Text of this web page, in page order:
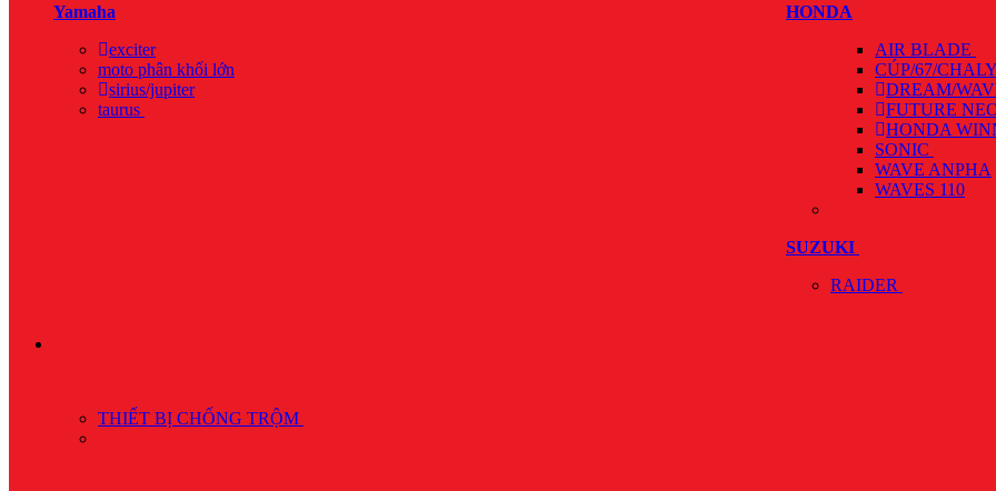
Yamaha
exciter
moto phân khối lớn
sirius/jupiter
taurus
HONDA
AIR BLADE
CÚP/67/CHALY
DREAM/
FUTURE
HONDA
SONIC
WAVE ANPHA
WAVES 110
SUZUKI
RAIDER
THIẾT BỊ CHỐNG TRỘM